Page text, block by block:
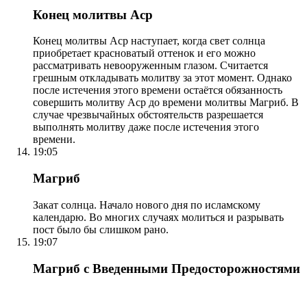
Конец молитвы Аср
Конец молитвы Аср наступает, когда свет солнца
приобретает красноватый оттенок и его можно
рассматривать невооруженным глазом. Считается
грешным откладывать молитву за этот момент. Однако
после истечения этого времени остаётся обязанность
совершить молитву Аср до времени молитвы Магриб. В
случае чрезвычайных обстоятельств разрешается
выполнять молитву даже после истечения этого
времени.
19:05
Магриб
Закат солнца. Начало нового дня по исламскому
календарю. Во многих случаях молиться и разрывать
пост было бы слишком рано.
19:07
Магриб с Введенными Предосторожностями